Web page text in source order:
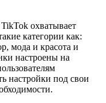
охватывает
категории как:
мода и красота и
настроены на
настройки под свои